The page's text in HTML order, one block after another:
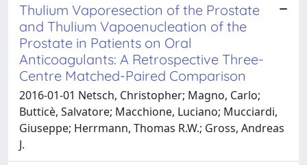
Thulium Vaporesection of the Prostate
and Thulium Vapoenucleation of the
Prostate in Patients on Oral
Anticoagulants: A Retrospective Three-
Centre Matched-Paired Comparison
2016-01-01 Netsch, Christopher; Magno, Carlo;
Butticè, Salvatore; Macchione, Luciano; Mucciardi,
Giuseppe; Herrmann, Thomas R.W.; Gross, Andreas
J.